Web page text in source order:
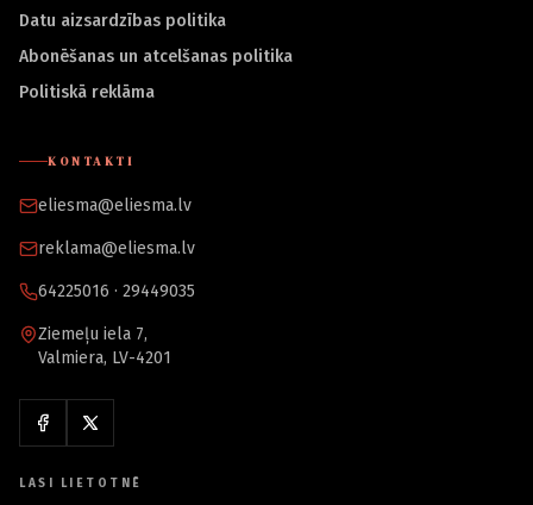
Datu aizsardzības politika
Abonēšanas un atcelšanas politika
Politiskā reklāma
KONTAKTI
eliesma@eliesma.lv
reklama@eliesma.lv
64225016 · 29449035
Ziemeļu iela 7,
Valmiera, LV-4201
LASI LIETOTNĒ